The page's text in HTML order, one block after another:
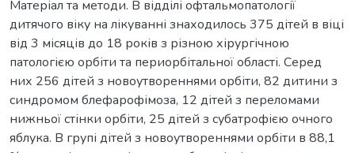
Матеріал та методи. В відділі офтальмопатології
дитячого віку на лікуванні знаходилось 375 дітей в віці
від 3 місяців до 18 років з різною хірургічною
патологією орбіти та периорбітальної області. Серед
них 256 дітей з новоутвореннями орбіти, 82 дитини з
синдромом блефарофімоза, 12 дітей з переломами
нижньої стінки орбіти, 25 дітей з субатрофією очного
яблука. В групі дітей з новоутвореннями орбіти в 88,1